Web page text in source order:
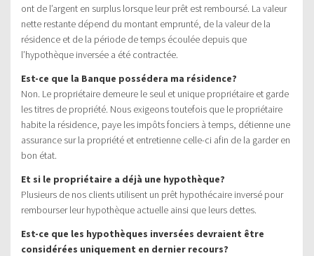
ont de l’argent en surplus lorsque leur prêt est remboursé. La valeur
nette restante dépend du montant emprunté, de la valeur de la
résidence et de la période de temps écoulée depuis que
l’hypothèque inversée a été contractée.
Est-ce que la Banque possédera ma résidence?
Non. Le propriétaire demeure le seul et unique propriétaire et garde
les titres de propriété. Nous exigeons toutefois que le propriétaire
habite la résidence, paye les impôts fonciers à temps, détienne une
assurance sur la propriété et entretienne celle-ci afin de la garder en
bon état.
Et si le propriétaire a déjà une hypothèque?
Plusieurs de nos clients utilisent un prêt hypothécaire inversé pour
rembourser leur hypothèque actuelle ainsi que leurs dettes.
Est-ce que les hypothèques inversées devraient être
considérées uniquement en dernier recours?